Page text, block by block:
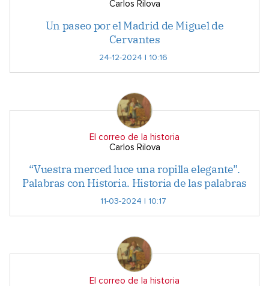
Carlos Rilova
Un paseo por el Madrid de Miguel de
Cervantes
24-12-2024 | 10:16
El correo de la historia
Carlos Rilova
“Vuestra merced luce una ropilla elegante”.
Palabras con Historia. Historia de las palabras
11-03-2024 | 10:17
El correo de la historia